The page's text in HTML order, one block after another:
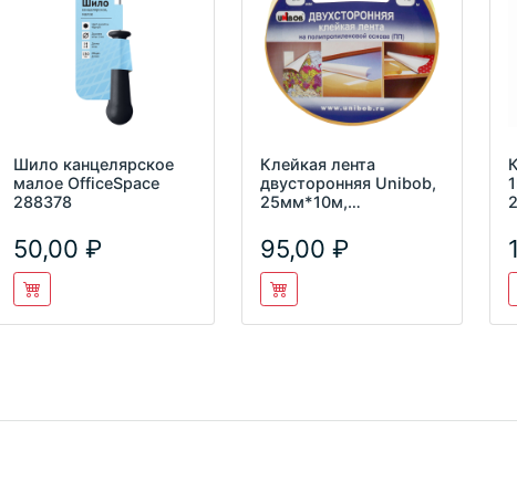
Шило канцелярское
малое OfficeSpace
288378
50,00
Клейкая лента
двусторонняя Unibob,
25мм*10м,
упаковка 38
95,00